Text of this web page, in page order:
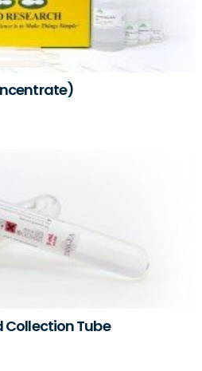
Collection Tube